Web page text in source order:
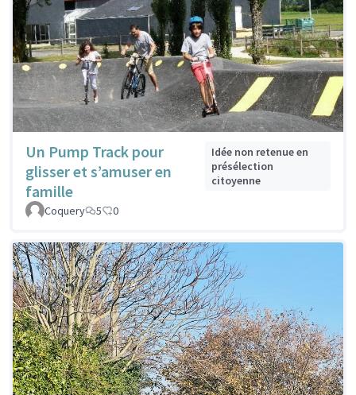
Un Pump Track pour
glisser et s’amuser en
famille
Idée non retenue en
présélection
citoyenne
Coquery 5 0